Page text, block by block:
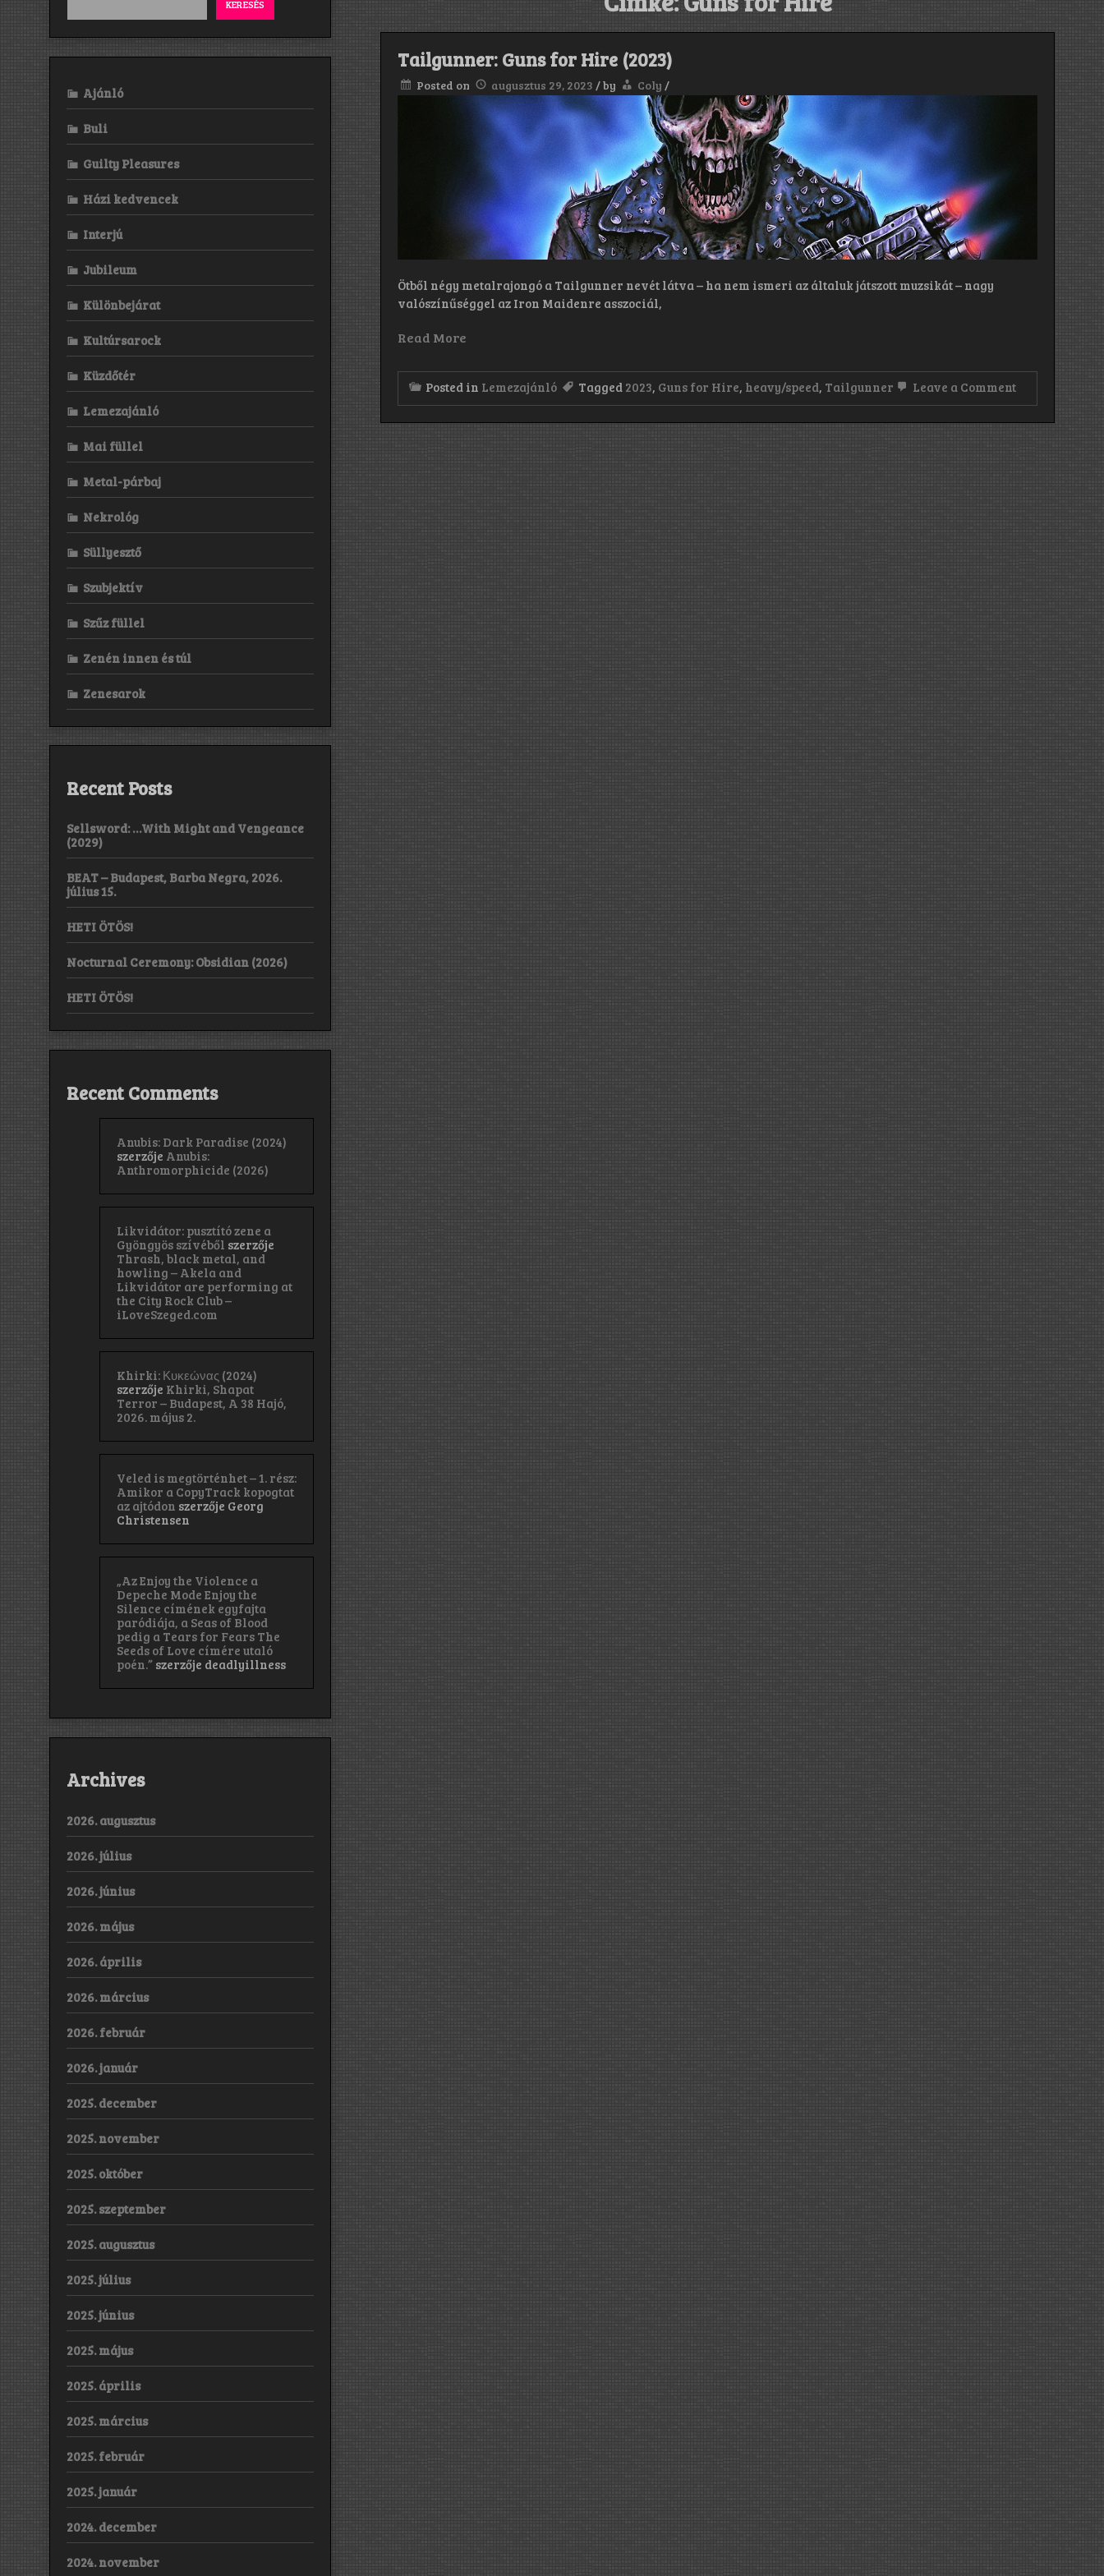
Tailgunner: Guns for Hire (2023)
Posted on augusztus 29, 2023 /by Coly /
Ötből négy metalrajongó a Tailgunner nevét látva – ha nem ismeri az általuk játszott muzsikát – nagy
valószínűséggel az Iron Maidenre asszociál,
Read More
Posted in Lemezajánló Tagged 2023, Guns for Hire, heavy/speed, Tailgunner Leave a Commenton
for
KERESÉS
Ajánló
Buli
Guilty Pleasures
Házi kedvencek
Interjú
Jubileum
Különbejárat
Kultúrsarock
Küzdőtér
Lemezajánló
Mai füllel
Metal-párbaj
Nekrológ
Süllyesztő
Szubjektív
Szűz füllel
Zenén innen és túl
Zenesarok
Recent Posts
Sellsword: …With Might and Vengeance
(2029)
BEAT – Budapest, Barba Negra, 2026.
július 15.
HETI ÖTÖS!
Nocturnal Ceremony: Obsidian (2026)
HETI ÖTÖS!
Recent Comments
Anubis: Dark Paradise (2024)
szerzője Anubis:
Anthromorphicide (2026)
Likvidátor: pusztító zene a
Gyöngyös szívéből szerzője
Thrash, black metal, and
howling – Akela and
Likvidátor are performing at
the City Rock Club –
iLoveSzeged.com
Khirki: Κ​υ​κ​ε​ώ​ν​α​ς (2024)
szerzője Khirki, Shapat
Terror – Budapest, A 38 Hajó,
2026. május 2.
Veled is megtörténhet – 1. rész:
Amikor a CopyTrack kopogtat
az ajtódon szerzője Georg
Christensen
„Az Enjoy the Violence a
Depeche Mode Enjoy the
Silence címének egyfajta
paródiája, a Seas of Blood
pedig a Tears for Fears The
Seeds of Love címére utaló
poén.” szerzője deadlyillness
Archives
2026. augusztus
2026. július
2026. június
2026. május
2026. április
2026. március
2026. február
2026. január
2025. december
2025. november
2025. október
2025. szeptember
2025. augusztus
2025. július
2025. június
2025. május
2025. április
2025. március
2025. február
2025. január
2024. december
2024. november